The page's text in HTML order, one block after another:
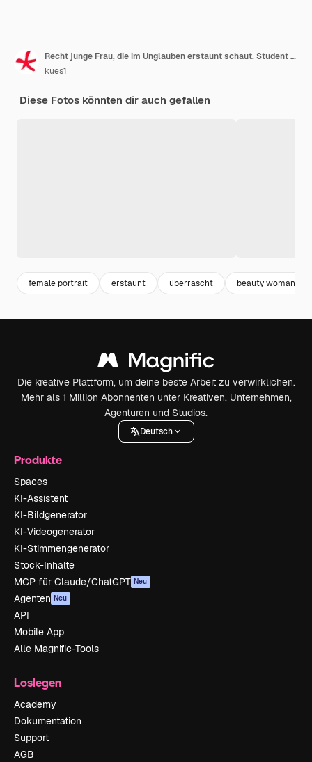
Recht junge Frau, die im Unglauben erstaunt schaut. Student mit buchkonzept
kues1
Diese Fotos könnten dir auch gefallen
female portrait erstaunt überrascht beauty woman
Die kreative Plattform, um deine beste Arbeit zu verwirklichen.
Mehr als 1 Million Abonnenten unter Kreativen, Unternehmen,
Agenturen und Studios.
Deutsch
Produkte
Spaces
KI-Assistent
KI-Bildgenerator
KI-Videogenerator
KI-Stimmengenerator
Stock-Inhalte
MCP für Claude/ChatGPT Neu
Agenten Neu
API
Mobile App
Alle Magnific-Tools
Loslegen
Academy
Dokumentation
Support
AGB